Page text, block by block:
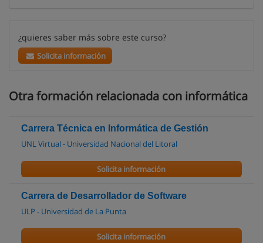
¿quieres saber más sobre este curso?
Solicita información
Otra formación relacionada con informática
Carrera Técnica en Informática de Gestión
UNL Virtual - Universidad Nacional del Litoral
Solicita información
Carrera de Desarrollador de Software
ULP - Universidad de La Punta
Solicita información